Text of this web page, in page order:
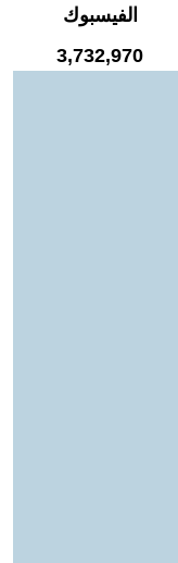
الفيسبوك
3,732,970